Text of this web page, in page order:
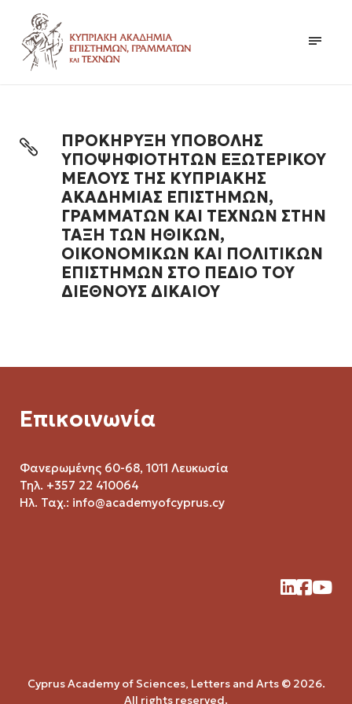
ΠΡΟΚΗΡΥΞΗ ΥΠΟΒΟΛΗΣ
ΥΠΟΨΗΦΙΟΤΗΤΩΝ ΕΞΩΤΕΡΙΚΟΥ
ΜΕΛΟΥΣ ΤΗΣ ΚΥΠΡΙΑΚΗΣ
ΑΚΑΔΗΜΙΑΣ ΕΠΙΣΤΗΜΩΝ,
ΓΡΑΜΜΑΤΩΝ ΚΑΙ ΤΕΧΝΩΝ ΣΤΗΝ
ΤΑΞΗ ΤΩΝ ΗΘΙΚΩΝ,
ΟΙΚΟΝΟΜΙΚΩΝ ΚΑΙ ΠΟΛΙΤΙΚΩΝ
ΕΠΙΣΤΗΜΩΝ ΣΤΟ ΠΕΔΙΟ ΤΟΥ
ΔΙΕΘΝΟΥΣ ΔΙΚΑΙΟΥ
Επικοινωνία
Φανερωμένης 60-68, 1011 Λευκωσία
Τηλ. +357 22 410064
Ηλ. Ταχ.: info@academyofcyprus.cy
Cyprus Academy of Sciences, Letters and Arts © 2026.
All rights reserved.